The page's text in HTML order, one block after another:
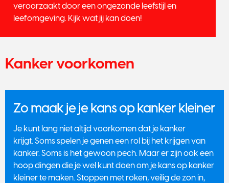
veroorzaakt door een ongezonde leefstijl en
leefomgeving. Kijk wat jij kan doen!
Kanker voorkomen
Zo maak je je kans op kanker kleiner
Je kunt lang niet altijd voorkomen dat je kanker
krijgt. Soms spelen je genen een rol bij het krijgen van
kanker. Soms is het gewoon pech. Maar er zijn ook een
hoop dingen die je wel kunt doen om je kans op kanker
kleiner te maken. Stoppen met roken, veilig de zon in,